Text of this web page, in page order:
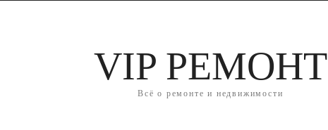
VIP РЕМОНТ
Всё о ремонте и недвижимости